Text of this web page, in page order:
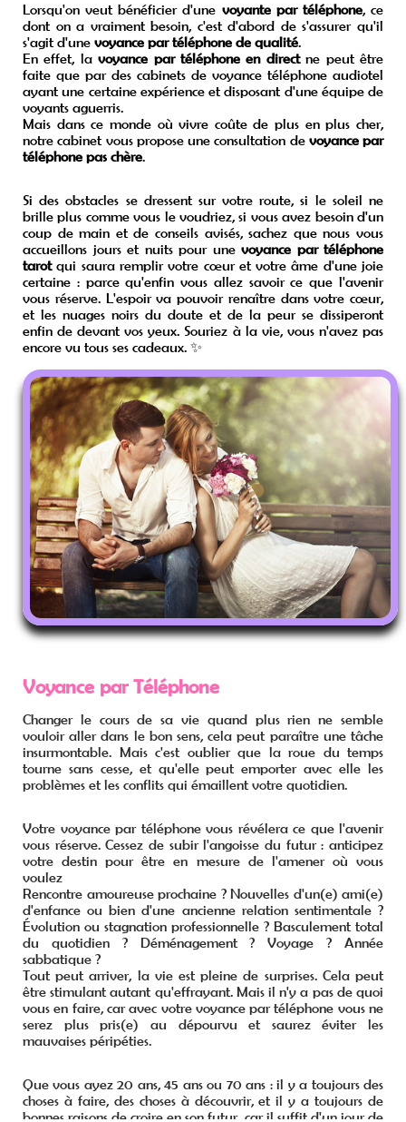
Lorsqu'on veut bénéficier d'une voyante par téléphone, ce
dont on a vraiment besoin, c'est d'abord de s'assurer qu'il
s'agit d'une voyance par téléphone de qualité.
En effet, lavoyance par téléphone en directne peut être
faite que par des cabinets de voyance téléphone audiotel
ayant une certaine expérience et disposant d'une équipe de
voyants aguerris.
Mais dans ce monde où vivre coûte de plus en plus cher,
notre cabinet vous propose une consultation de voyance par
téléphone pas chère.
Si des obstacles se dressent sur votre route, si le soleil ne
brille plus comme vous le voudriez, si vous avez besoin d'un
coup de main et de conseils avisés, sachez que nous vous
accueillons jours et nuits pour une voyance par téléphone
tarotqui saura remplir votre cœur et votre âme d'une joie
certaine : parce qu'enfin vous allez savoir ce que l'avenir
vous réserve. L'espoir va pouvoir renaître dans votre cœur,
et les nuages noirs du doute et de la peur se dissiperont
enfin de devant vos yeux. Souriez à la vie, vous n'avez pas
encore vu tous ses cadeaux. ✨
Voyance par Téléphone
Changer le cours de sa vie quand plus rien ne semble
vouloir aller dans le bon sens, cela peut paraître une tâche
insurmontable. Mais c'est oublier que la roue du temps
tourne sans cesse, et qu'elle peut emporter avec elle les
problèmes et les conflits qui émaillent votre quotidien.
Votre voyance par téléphone vous révélera ce que l'avenir
vous réserve. Cessez de subir l'angoisse du futur : anticipez
votre destin pour être en mesure de l'amener où vous
voulez
Rencontre amoureuse prochaine ? Nouvelles d'un(e) ami(e)
d'enfance ou bien d'une ancienne relation sentimentale ?
Évolution ou stagnation professionnelle ? Basculement total
du quotidien ? Déménagement ? Voyage ? Année
sabbatique ?
Tout peut arriver, la vie est pleine de surprises. Cela peut
être stimulant autant qu'effrayant. Mais il n'y a pas de quoi
vous en faire, car avec votre voyance par téléphone vous ne
serez plus pris(e) au dépourvu et saurez éviter les
mauvaises péripéties.
Que vous ayez 20 ans, 45 ans ou 70 ans : il y a toujours des
choses à faire, des choses à découvrir, et il y a toujours de
bonnes raisons de croire en son futur, car il suffit d'un jour de